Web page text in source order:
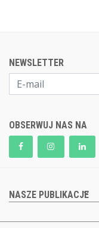
NEWSLETTER
OBSERWUJ NAS NA
NASZE PUBLIKACJE